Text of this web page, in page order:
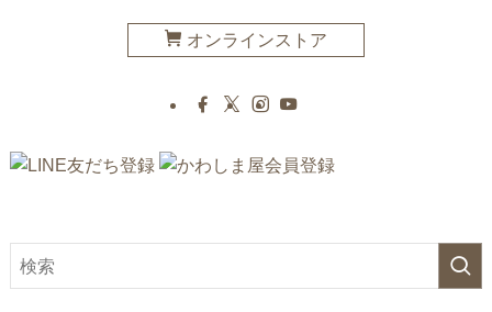
オンラインストア